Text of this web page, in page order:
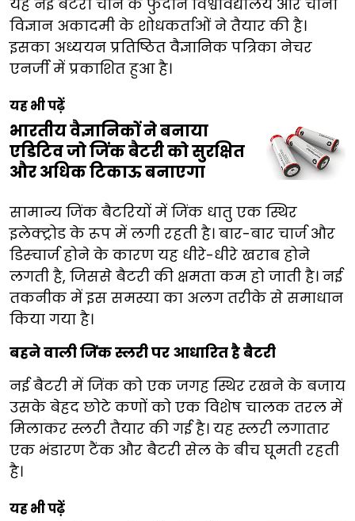
यह नई बैटरी चीन के फुदान विश्वविद्यालय और चीनी
विज्ञान अकादमी के शोधकर्ताओं ने तैयार की है।
इसका अध्ययन प्रतिष्ठित वैज्ञानिक पत्रिका नेचर
एनर्जी में प्रकाशित हुआ है।
यह भी पढ़ें
भारतीय वैज्ञानिकों ने बनाया
एडिटिव जो जिंक बैटरी को सुरक्षित
और अधिक टिकाऊ बनाएगा
सामान्य जिंक बैटरियों में जिंक धातु एक स्थिर
इलेक्ट्रोड के रूप में लगी रहती है। बार-बार चार्ज और
डिस्चार्ज होने के कारण यह धीरे-धीरे खराब होने
लगती है, जिससे बैटरी की क्षमता कम हो जाती है। नई
तकनीक में इस समस्या का अलग तरीके से समाधान
किया गया है।
बहने वाली जिंक स्लरी पर आधारित है बैटरी
नई बैटरी में जिंक को एक जगह स्थिर रखने के बजाय
उसके बेहद छोटे कणों को एक विशेष चालक तरल में
मिलाकर स्लरी तैयार की गई है। यह स्लरी लगातार
एक भंडारण टैंक और बैटरी सेल के बीच घूमती रहती
है।
यह भी पढ़ें